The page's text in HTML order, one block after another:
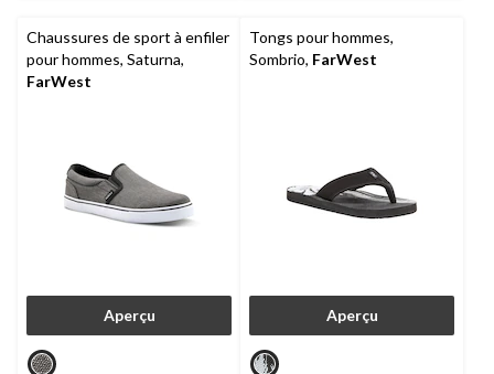
Chaussures de sport à enfiler
pour hommes, Saturna,
FarWest
Aperçu
Tongs pour hommes,
Sombrio, FarWest
Aperçu